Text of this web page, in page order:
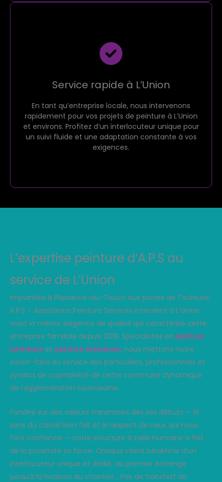
Service rapide à L’Union
En tant qu’entreprise locale, nous intervenons
rapidement pour vos projets de peinture à L’Union
et environs. Profitez d’un interlocuteur unique pour
un suivi fluide et une adaptation constante à vos
exigences.
L’expertise peinture d’A.P.S au
service de L’Union
Implantée à Plaisance-du-Touch aux portes de Toulouse,
A.P.S – Assistance Peinture Services intervient à L’Union
avec la même exigence de qualité qui caractérise cette
entreprise familiale depuis 2019. Spécialistes en peinture
intérieure et peinture extérieure, nous mettons notre
savoir-faire au service des particuliers, professionnels et
syndics de copropriété de cette commune dynamique
de l’agglomération toulousaine.
Fondée sur des valeurs transmises dès ses débuts — le
sens du travail bien fait et le respect de ceux qui nous
font confiance — notre structure à taille humaine a fait
de la proximité sa force. Chaque client bénéficie d’un
interlocuteur unique et dédié, du premier échange
jusqu’à la livraison du chantier… Pas de transfert de